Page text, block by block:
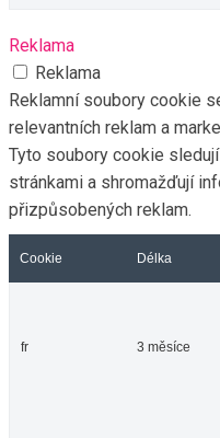
Reklama
Reklama
Reklamní soubory cookie
relevantních reklam a
Tyto soubory cookie
stránkami a shromažďují
přizpůsobených reklam.
Cookie Délka
fr 3 měsíce